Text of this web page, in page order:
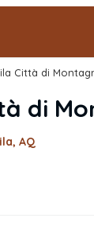
Città di
di
AQ